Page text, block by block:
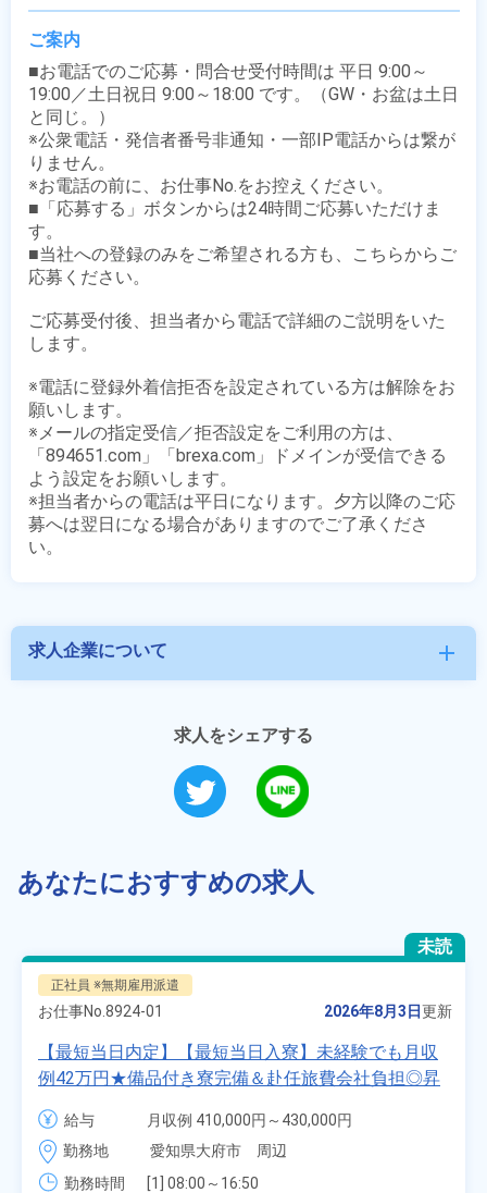
ご案内
■お電話でのご応募・問合せ受付時間は 平日 9:00～
19:00／土日祝日 9:00～18:00 です。（GW・お盆は土日
と同じ。）
※公衆電話・発信者番号非通知・一部IP電話からは繋が
りません。
※お電話の前に、お仕事No.をお控えください。
■「応募する」ボタンからは24時間ご応募いただけま
す。
■当社への登録のみをご希望される方も、こちらからご
応募ください。
ご応募受付後、担当者から電話で詳細のご説明をいた
します。
※電話に登録外着信拒否を設定されている方は解除をお
願いします。
※メールの指定受信／拒否設定をご利用の方は、
「894651.com」「brexa.com」ドメインが受信できる
よう設定をお願いします。
※担当者からの電話は平日になります。夕方以降のご応
募へは翌日になる場合がありますのでご了承くださ
求人企業について add
求人をシェアする
あなたにおすすめの求人
未読
正社員 ※無期雇用派遣
お仕事No. 8924-01 2026年8月3日更新
【最短当日内定】【最短当日入寮】未経験でも月収
例42万円★備品付き寮完備＆赴任旅費会社負担◎昇
給・業績賞与あり！組立や塗装など自動車製造の各
種作業！《愛知県大府市》
給与
月収例 410,000円～430,000円
月給 277,000円～277,000円
勤務地
愛知県大府市　周辺
勤務時間
[1] 08:00～16:50